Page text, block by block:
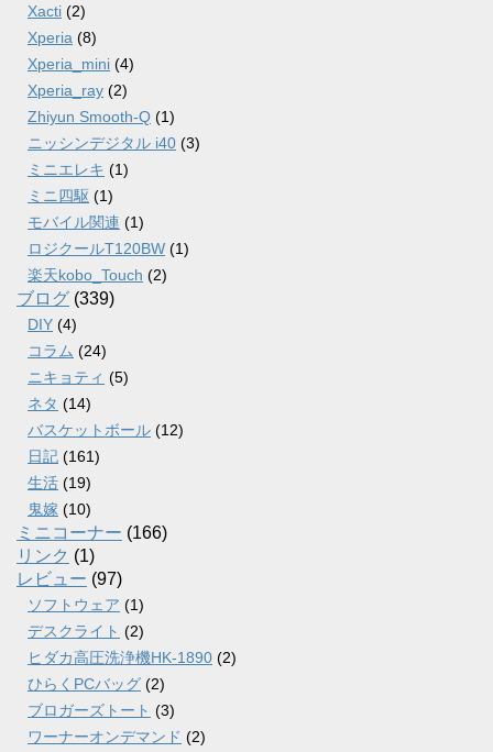
Xacti (2)
Xperia (8)
Xperia_mini (4)
Xperia_ray (2)
Zhiyun Smooth-Q (1)
ニッシンデジタル i40 (3)
ミニエレキ (1)
ミニ四駆 (1)
モバイル関連 (1)
ロジクールT120BW (1)
楽天kobo_Touch (2)
ブログ (339)
DIY (4)
コラム (24)
ニキョティ (5)
ネタ (14)
バスケットボール (12)
日記 (161)
生活 (19)
鬼嫁 (10)
ミニコーナー (166)
リンク (1)
レビュー (97)
ソフトウェア (1)
デスクライト (2)
ヒダカ高圧洗浄機HK-1890 (2)
ひらくPCバッグ (2)
ブロガーズトート (3)
ワーナーオンデマンド (2)